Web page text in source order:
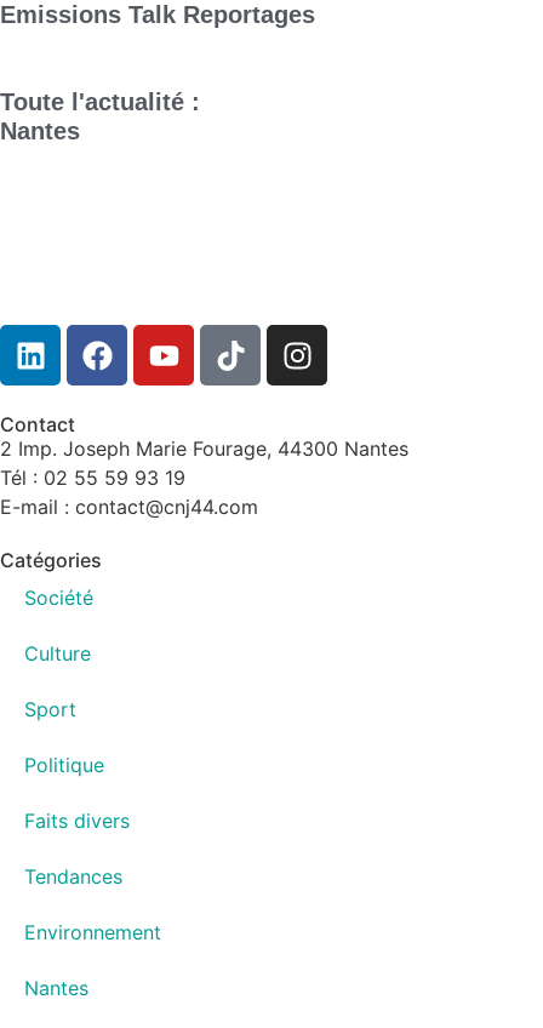
Emissions Talk Reportages
Toute l'actualité :
Nantes
Contact
2 Imp. Joseph Marie Fourage, 44300 Nantes
Tél : 02 55 59 93 19
E-mail : contact@cnj44.com
Catégories
Société
Culture
Sport
Politique
Faits divers
Tendances
Environnement
Nantes